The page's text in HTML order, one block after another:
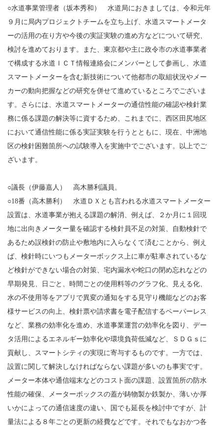
○水道事業管理者（坂本秀和） 水道局におきましては、令和元年
９月に局内プロジェクトチームを立ち上げ、水道スマートメータ
ーの活用の在り方や今後の実証実験の進め方などについて研究、
検討を進めております。また、東京都や主に政令市の水道事業者
で構成する水道ＩＣＴ情報連絡会にメンバーとして参画し、水道
スマートメーターを含む新技術について他都市の取組状況やメー
カーの動向把握などの研究を併せて進めているところでございま
す。さらには、水道スマートメーターの通信性能の確認や検針業
務に係る課題の解決等に資するため、これまでに、西区田尻地区
において通信性能に係る実証実験を行うとともに、現在、中洲地
区の検針困難箇所への試験導入を実施中でございます。以上でご
ざいます。
○議長（伊藤嘉人） 高木勝利議員。
○18番（高木勝利） 水道ＤＸとも言われる水道スマートメーター
設置は、水道事業が抱える課題の解消、例えば、２か月に１回現
地に出向きメーター量を確認する検針員不足の対策、自動検針で
あるため誤検針の防止や敷地内に入らなくて済むことから、例え
ば、検針時にいつもメーターボックス上に車が駐車されているな
ど検針ができない場合の対策、宅内漏水や蛇口の閉め忘れなどの
早期発見、日ごと、時間ごとの使用料等のグラフ化、見える化、
水の不使用等をアプリで異変の通知をする見守り機能などのお客
様サービスの向上、検針票や請求書を電子配信するペーパーレス
など、業務の効率化を進め、水道事業運営の効率化を図り、デー
タ活用によるエネルギー効率化や環境負荷低減など、ＳＤＧｓに
貢献し、スマートシティの実現に寄与するものです。一方では、
設置に関して解決しなければならない課題が多いのも事実です。
メーター本体や通信端末などのコスト面の課題、設置箇所の防水
性能の確保、メーターボックスの蓋が鋳物製か鉄製か、薄いか厚
いかによっての通信速度の違い、国でも延長を検討中ですが、計
量法による８年ごとの更新の経費などです。それでもなおかつ各